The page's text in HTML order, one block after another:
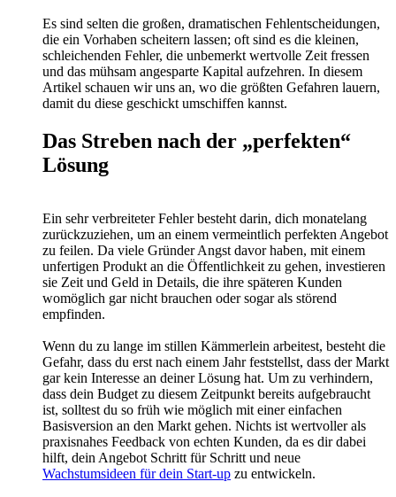
Es sind selten die großen, dramatischen Fehlentscheidungen,
die ein Vorhaben scheitern lassen; oft sind es die kleinen,
schleichenden Fehler, die unbemerkt wertvolle Zeit fressen
und das mühsam angesparte Kapital aufzehren. In diesem
Artikel schauen wir uns an, wo die größten Gefahren lauern,
damit du diese geschickt umschiffen kannst.
Das Streben nach der „perfekten“
Lösung
Ein sehr verbreiteter Fehler besteht darin, dich monatelang
zurückzuziehen, um an einem vermeintlich perfekten Angebot
zu feilen. Da viele Gründer Angst davor haben, mit einem
unfertigen Produkt an die Öffentlichkeit zu gehen, investieren
sie Zeit und Geld in Details, die ihre späteren Kunden
womöglich gar nicht brauchen oder sogar als störend
empfinden.
Wenn du zu lange im stillen Kämmerlein arbeitest, besteht die
Gefahr, dass du erst nach einem Jahr feststellst, dass der Markt
gar kein Interesse an deiner Lösung hat. Um zu verhindern,
dass dein Budget zu diesem Zeitpunkt bereits aufgebraucht
ist, solltest du so früh wie möglich mit einer einfachen
Basisversion an den Markt gehen. Nichts ist wertvoller als
praxisnahes Feedback von echten Kunden, da es dir dabei
hilft, dein Angebot Schritt für Schritt und neue
Wachstumsideen für dein Start-up zu entwickeln.